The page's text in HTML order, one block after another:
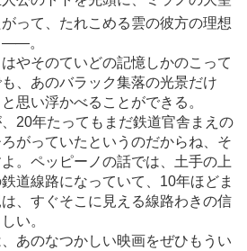
って、たれこめる雲の彼方の理想
――。
やそのていどの記憶しかのこって
、あのバラック集落の光景だけ
思い浮かべることができる。
20年たってもまだ鉄道官舎まえの
ろがっていたというのだからね、そ
。ペッピーノの話では、土手の上
道線路になっていて、10年ほどま
、すぐそこに見える線路わきの信
い。
あのなつかしい映画をぜひもうい